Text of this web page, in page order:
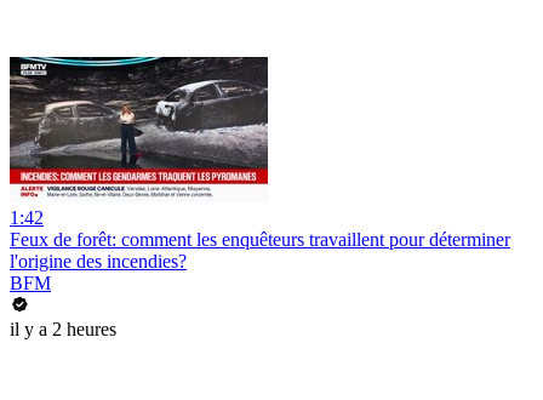
1:42
Feux de forêt: comment les enquêteurs travaillent pour déterminer
l'origine des incendies?
BFM
il y a 2 heures